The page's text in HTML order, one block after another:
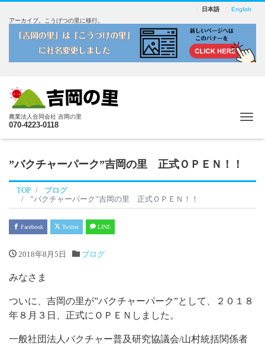
日本語
English
アーカイブ。こうげつの里に移行。
農業法人合同会社 吉岡の里
070-4223-0118
”バクチャーパーク”吉岡の里 正式ＯＰＥＮ！！
TOP
ブログ
”バクチャーパーク”吉岡の里 正式ＯＰＥＮ！！
Facebook Twitter LINE
2018年8月5日 ブログ
みなさま
ついに、吉岡の里が”バクチャーパーク”として、２０１８
年８月３日、正式にＯＰＥＮしました。
一般社団法人バクチャー普及研究協議会/山村統括関係者